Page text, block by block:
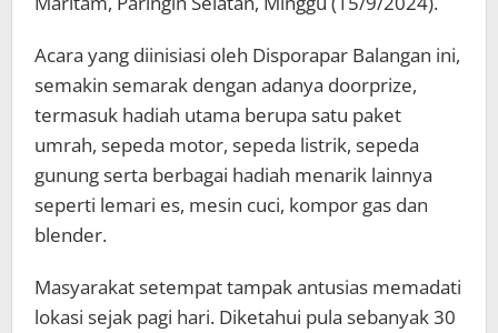
Acara yang diinisiasi oleh Disporapar Balangan ini,
semakin semarak dengan adanya doorprize,
termasuk hadiah utama berupa satu paket
umrah, sepeda motor, sepeda listrik, sepeda
gunung serta berbagai hadiah menarik lainnya
seperti lemari es, mesin cuci, kompor gas dan
blender.
Masyarakat setempat tampak antusias memadati
lokasi sejak pagi hari. Diketahui pula sebanyak 30